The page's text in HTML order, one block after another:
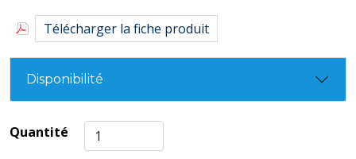
Télécharger la fiche produit
Disponibilité
Quantité